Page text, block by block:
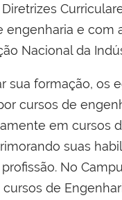
engenharia e com
Nacional da
sua formação, os
cursos de
em cursos
suas
No
de